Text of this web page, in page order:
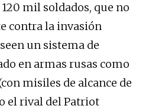
mil soldados, que no
contra la invasión
un sistema de
en armas rusas como
misiles de alcance de
el rival del Patriot